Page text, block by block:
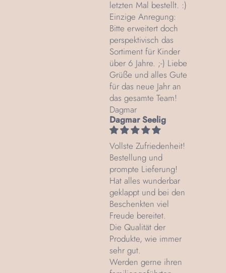
letzten Mal bestellt. :)
Einzige Anregung:
Bitte erweitert doch
perspektivisch das
Sortiment für Kinder
über 6 Jahre. ;-) Liebe
Grüße und alles Gute
für das neue Jahr an
das gesamte Team!
Dagmar
Dagmar Seelig
Vollste Zufriedenheit!
Bestellung und
prompte Lieferung!
Hat alles wunderbar
geklappt und bei den
Beschenkten viel
Freude bereitet.
Die Qualität der
Produkte, wie immer
sehr gut.
Werden gerne ihren